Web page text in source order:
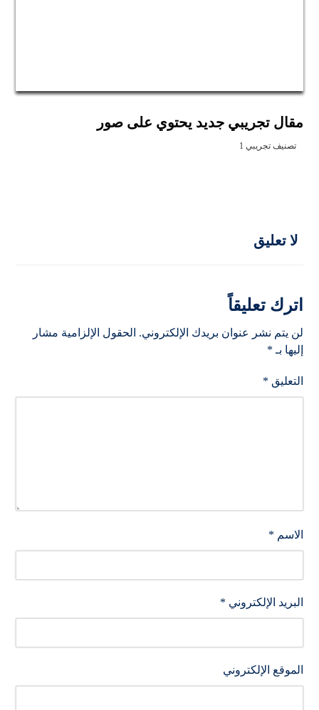
مقال تجريبي جديد يحتوي على صور
تصنيف تجريبي 1
لا تعليق
اترك تعليقاً
لن يتم نشر عنوان بريدك الإلكتروني. الحقول الإلزامية مشار
إليها بـ *
التعليق *
الاسم *
البريد الإلكتروني *
الموقع الإلكتروني